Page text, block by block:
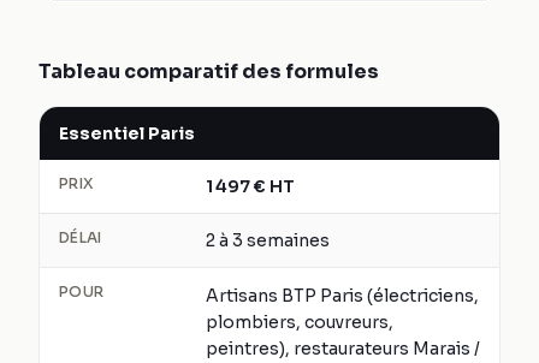
Tableau comparatif des formules
Essentiel Paris
PRIX 1 497€ HT
DÉLAI 2 à 3 semaines
POUR
Artisans BTP Paris (électriciens,
plombiers, couvreurs,
peintres), restaurateurs Marais /